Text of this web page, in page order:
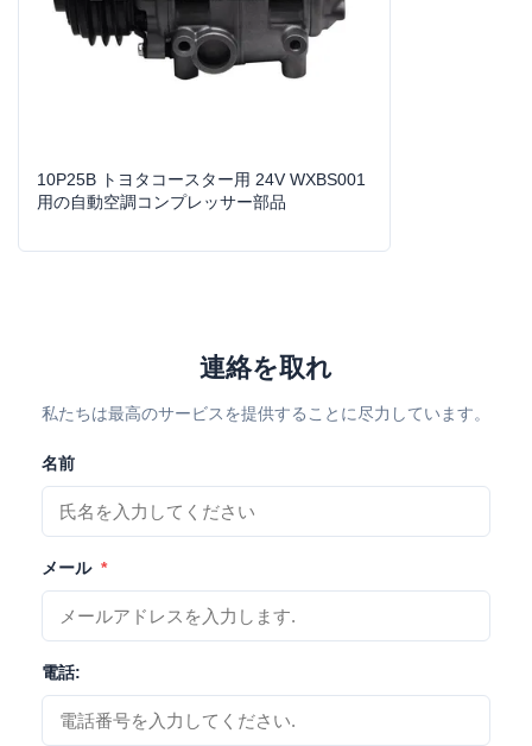
Warranty:
トヨタ・コースター 24V AC コンプレッサー
10P25B トヨタコースター用 24V WXBS001
用の自動空調コンプレッサー部品
連絡を取れ
私たちは最高のサービスを提供することに尽力しています。
名前
メール *
電話: